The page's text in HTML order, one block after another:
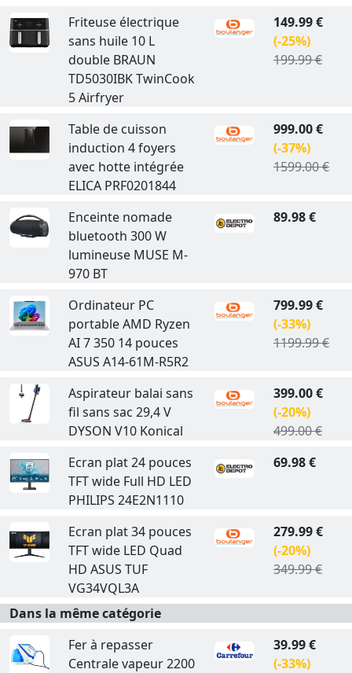
Friteuse électrique
sans huile 10 L
double BRAUN
TD5030IBK TwinCook
5 Airfryer
149.99 €
(-25%)
199.99 €
Table de cuisson
induction 4 foyers
avec hotte intégrée
ELICA PRF0201844
999.00 €
(-37%)
1599.00 €
Enceinte nomade
bluetooth 300 W
lumineuse MUSE M-
970 BT
89.98 €
Ordinateur PC
portable AMD Ryzen
AI 7 350 14 pouces
ASUS A14-61M-R5R2
799.99 €
(-33%)
1199.99 €
Aspirateur balai sans
fil sans sac 29,4 V
DYSON V10 Konical
399.00 €
(-20%)
499.00 €
Ecran plat 24 pouces
TFT wide Full HD LED
PHILIPS 24E2N1110
69.98 €
Ecran plat 34 pouces
TFT wide LED Quad
HD ASUS TUF
VG34VQL3A
279.99 €
(-20%)
349.99 €
Dans la même catégorie
Fer à repasser
Centrale vapeur 2200
39.99 €
(-33%)